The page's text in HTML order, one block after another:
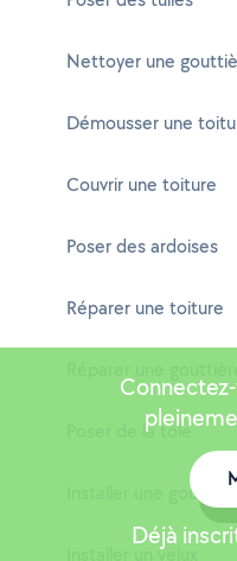
Nettoyer une
Démousser une
Couvrir une toiture
Poser des ardoises
Réparer une toiture
Poser de la tôle
Installer une
Installer un velux
Déjà